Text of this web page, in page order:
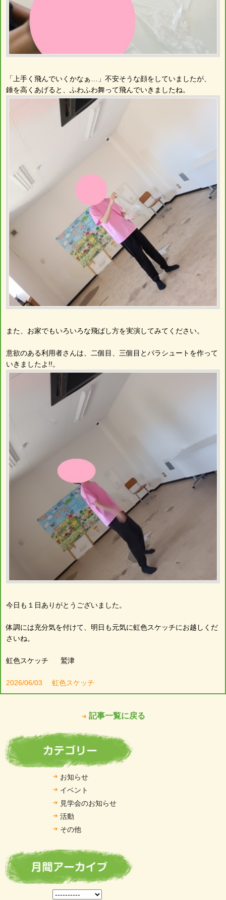
「上手く飛んでいくかなぁ…」不安そうな顔をしていましたが、
錘を高くあげると、ふわふわ舞って飛んでいきましたね。
また、お家でもいろいろな飛ばし方を実演してみてください。
意欲のある利用者さんは、二個目、三個目とパラシュートを作って
いきましたよ!!。
今日も１日ありがとうございました。
体調には充分気を付けて、明日も元気に虹色スケッチにお越しくだ
さいね。
虹色スケッチ 鷲津
2026/06/03 虹色スケッチ
記事一覧に戻る
お知らせ
イベント
見学会のお知らせ
活動
その他